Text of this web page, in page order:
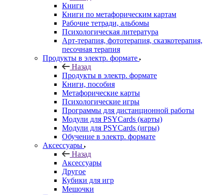
Книги
Книги по метафорическим картам
Рабочие тетради, альбомы
Психологическая литература
Арт-терапия, фототерапия, сказкотерапия,
песочная терапия
Продукты в электр. формате
Назад
Продукты в электр. формате
Книги, пособия
Метафорические карты
Психологические игры
Программы для дистанционной работы
Модули для PSYCards (карты)
Модули для PSYCards (игры)
Обучение в электр. формате
Аксессуары
Назад
Аксессуары
Другое
Кубики для игр
Мешочки